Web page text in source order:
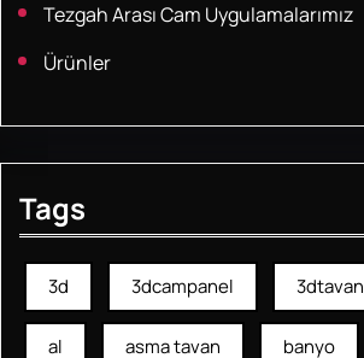
Tezgah Arası Cam Uygulamalarımız
Ürünler
Tags
3d 3dcampanel 3dtavan
al asma tavan banyo